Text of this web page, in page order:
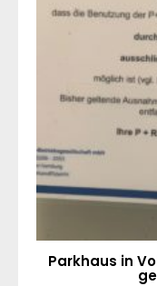
Parkhaus in